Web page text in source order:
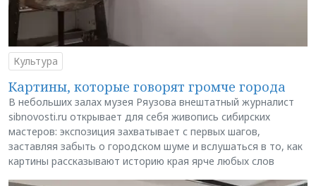
Культура
Картины, которые говорят громче города
В небольших залах музея Ряузова внештатный журналист
sibnovosti.ru открывает для себя живопись сибирских
мастеров: экспозиция захватывает с первых шагов,
заставляя забыть о городском шуме и вслушаться в то, как
картины рассказывают историю края ярче любых слов